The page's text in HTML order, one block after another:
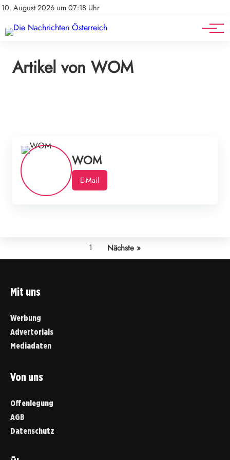
10. August 2026 um 07:18 Uhr
Mediadaten
Stellenangebote
Veranstaltungen
Artikel von WOM
WOM
E-Mail
1 Nächste »
Mit uns
Werbung
Advertorials
Mediadaten
Von uns
Offenlegung
AGB
Datenschutz